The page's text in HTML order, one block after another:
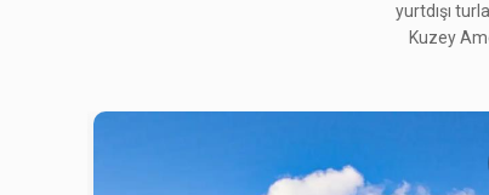
yurtdışı
Kuzey